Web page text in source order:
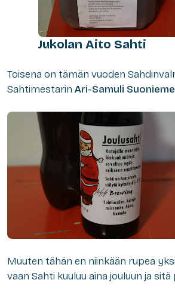
Jukolan Aito Sahti
Toisena on tämän vuoden
Sahtimestarin Ari-Samuli
Muuten tähän en niinkään rupea
vaan Sahti kuuluu aina jouluun ja sitä